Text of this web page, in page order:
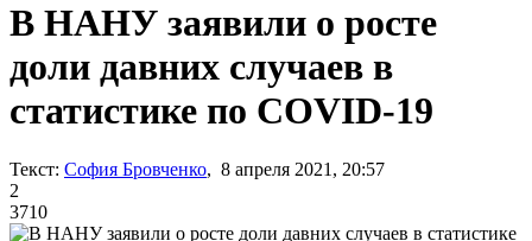
В НАНУ заявили о росте
доли давних случаев в
статистике по COVID-19
Текст: София Бровченко, 8 апреля 2021, 20:57
2
3710